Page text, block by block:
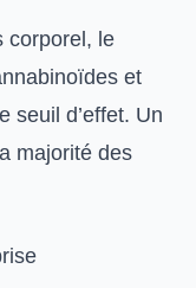
corporel, le
et
seuil d’effet. Un
majorité des